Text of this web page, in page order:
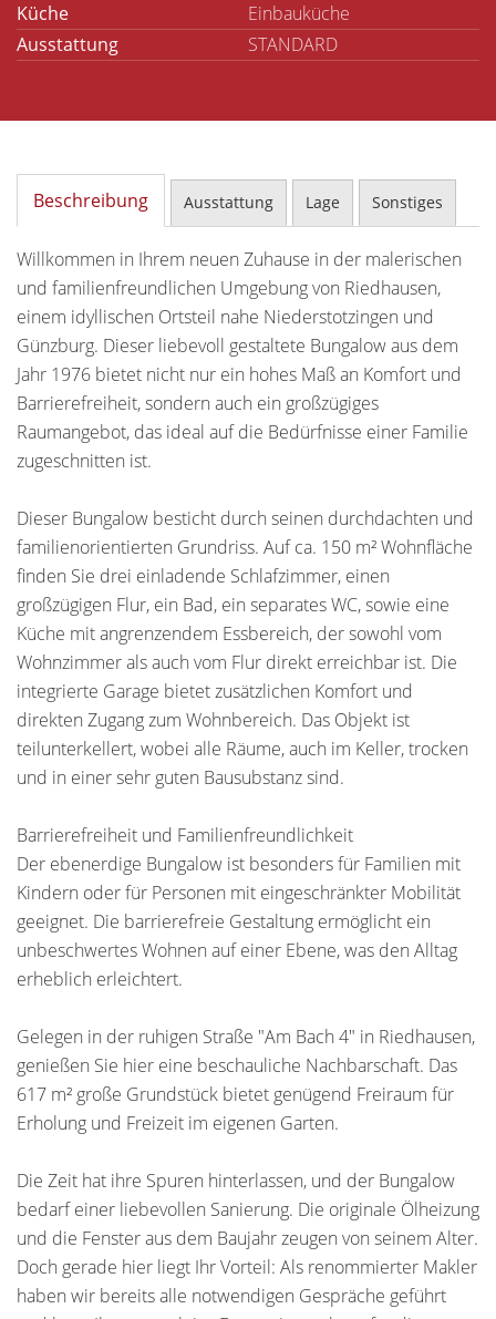
Küche
Einbauküche
Ausstattung
STANDARD
Beschreibung Ausstattung Lage Sonstiges
Willkommen in Ihrem neuen Zuhause in der malerischen
und familienfreundlichen Umgebung von Riedhausen,
einem idyllischen Ortsteil nahe Niederstotzingen und
Günzburg. Dieser liebevoll gestaltete Bungalow aus dem
Jahr 1976 bietet nicht nur ein hohes Maß an Komfort und
Barrierefreiheit, sondern auch ein großzügiges
Raumangebot, das ideal auf die Bedürfnisse einer Familie
zugeschnitten ist.
Dieser Bungalow besticht durch seinen durchdachten und
familienorientierten Grundriss. Auf ca. 150 m² Wohnfläche
finden Sie drei einladende Schlafzimmer, einen
großzügigen Flur, ein Bad, ein separates WC, sowie eine
Küche mit angrenzendem Essbereich, der sowohl vom
Wohnzimmer als auch vom Flur direkt erreichbar ist. Die
integrierte Garage bietet zusätzlichen Komfort und
direkten Zugang zum Wohnbereich. Das Objekt ist
teilunterkellert, wobei alle Räume, auch im Keller, trocken
und in einer sehr guten Bausubstanz sind.
Barrierefreiheit und Familienfreundlichkeit
Der ebenerdige Bungalow ist besonders für Familien mit
Kindern oder für Personen mit eingeschränkter Mobilität
geeignet. Die barrierefreie Gestaltung ermöglicht ein
unbeschwertes Wohnen auf einer Ebene, was den Alltag
erheblich erleichtert.
Gelegen in der ruhigen Straße "Am Bach 4" in Riedhausen,
genießen Sie hier eine beschauliche Nachbarschaft. Das
617 m² große Grundstück bietet genügend Freiraum für
Erholung und Freizeit im eigenen Garten.
Die Zeit hat ihre Spuren hinterlassen, und der Bungalow
bedarf einer liebevollen Sanierung. Die originale Ölheizung
und die Fenster aus dem Baujahr zeugen von seinem Alter.
Doch gerade hier liegt Ihr Vorteil: Als renommierter Makler
haben wir bereits alle notwendigen Gespräche geführt